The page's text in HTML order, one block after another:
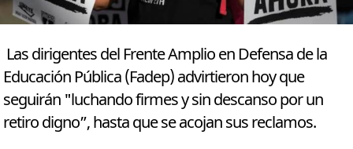
Las dirigentes del Frente Amplio en Defensa de la
Educación Pública (Fadep) advirtieron hoy que
seguirán "luchando firmes y sin descanso por un
retiro digno”, hasta que se acojan sus reclamos.